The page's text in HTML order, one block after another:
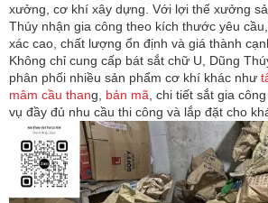
xưởng, cơ khí xây dựng. Với lợi thế xưởng
Thúy nhận gia công theo kích thước yêu
xác cao, chất lượng ổn định và giá thành
Không chỉ cung cấp bát sắt chữ U, Dũng
phân phối nhiều sản phẩm cơ khí khác như
mâm cầu thang, bản mã , chi tiết sắt gia
vụ đầy đủ nhu cầu thi công và lắp đặt cho